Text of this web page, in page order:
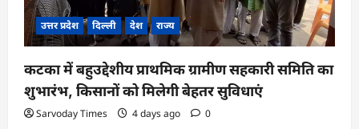
उत्तर प्रदेश दिल्ली देश राज्य
कटका में बहुउद्देशीय प्राथमिक ग्रामीण सहकारी समिति का
शुभारंभ, किसानों को मिलेगी बेहतर सुविधाएं
Sarvoday Times 4 days ago 0